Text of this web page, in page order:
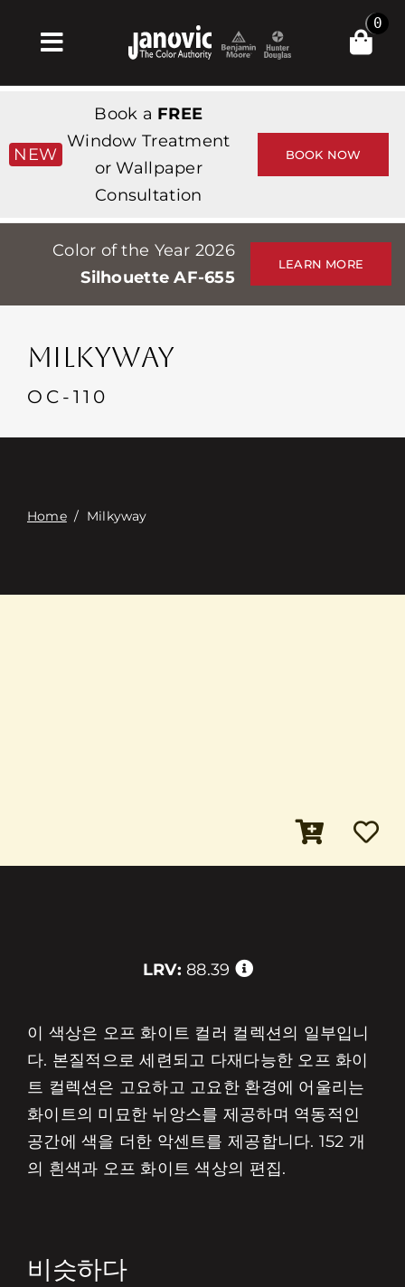
Toggle
Navigation
Products & Services
가게
Professionals
Stores
Events
접촉
0
NEW
Book a FREE
Window Treatment
or Wallpaper
Consultation
BOOK NOW
Color of the Year 2026
Silhouette AF-655
LEARN MORE
MILKYWAY
OC-110
Home/ Milkyway
LRV: 88.39
이 색상은 오프 화이트 컬러 컬렉션의 일부입니
다. 본질적으로 세련되고 다재다능한 오프 화이
트 컬렉션은 고요하고 고요한 환경에 어울리는
화이트의 미묘한 뉘앙스를 제공하며 역동적인
공간에 색을 더한 악센트를 제공합니다. 152 개
의 흰색과 오프 화이트 색상의 편집.
비슷하다